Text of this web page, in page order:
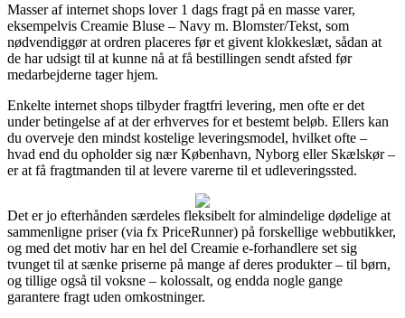
Masser af internet shops lover 1 dags fragt på en masse varer,
eksempelvis Creamie Bluse – Navy m. Blomster/Tekst, som
nødvendiggør at ordren placeres før et givent klokkeslæt, sådan at
de har udsigt til at kunne nå at få bestillingen sendt afsted før
medarbejderne tager hjem.
Enkelte internet shops tilbyder fragtfri levering, men ofte er det
under betingelse af at der erhverves for et bestemt beløb. Ellers kan
du overveje den mindst kostelige leveringsmodel, hvilket ofte –
hvad end du opholder sig nær København, Nyborg eller Skælskør –
er at få fragtmanden til at levere varerne til et udleveringssted.
Det er jo efterhånden særdeles fleksibelt for almindelige dødelige at
sammenligne priser (via fx PriceRunner) på forskellige webbutikker,
og med det motiv har en hel del Creamie e-forhandlere set sig
tvunget til at sænke priserne på mange af deres produkter – til børn,
og tillige også til voksne – kolossalt, og endda nogle gange
garantere fragt uden omkostninger.